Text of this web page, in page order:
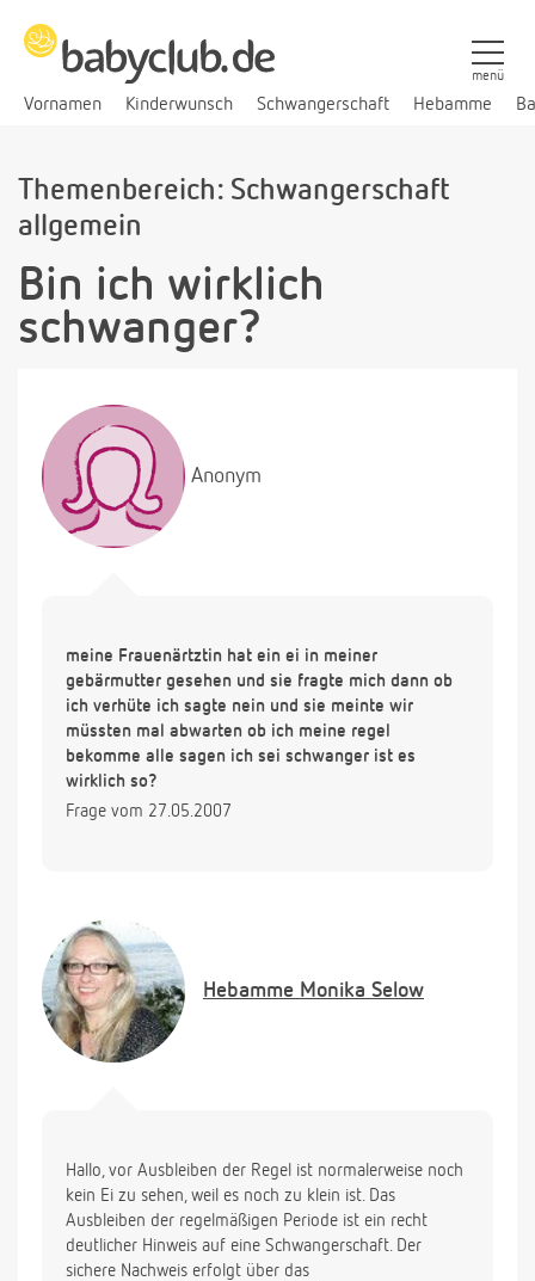
Vornamen Kinderwunsch Schwangerschaft Hebamme
menü
Themenbereich: Schwangerschaft
allgemein
Bin ich wirklich
schwanger?
Anonym
meine Frauenärtztin hat ein ei in meiner
gebärmutter gesehen und sie fragte mich dann ob
ich verhüte ich sagte nein und sie meinte wir
müssten mal abwarten ob ich meine regel
bekomme alle sagen ich sei schwanger ist es
wirklich so?
Frage vom 27.05.2007
Hebamme Monika Selow
Hallo, vor Ausbleiben der Regel ist normalerweise noch
kein Ei zu sehen, weil es noch zu klein ist. Das
Ausbleiben der regelmäßigen Periode ist ein recht
deutlicher Hinweis auf eine Schwangerschaft. Der
sichere Nachweis erfolgt über das